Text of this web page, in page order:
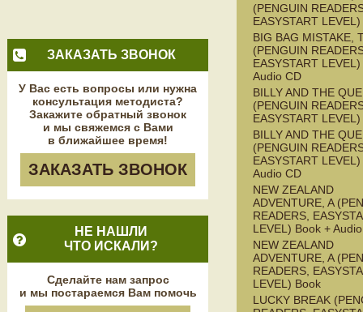
ЗАКАЗАТЬ ЗВОНОК
У Вас есть вопросы или нужна
консультация методиста?
Закажите обратный звонок
и мы свяжемся с Вами
в ближайшее время!
ЗАКАЗАТЬ ЗВОНОК
НЕ НАШЛИ
ЧТО ИСКАЛИ?
Сделайте нам запрос
и мы постараемся Вам помочь
(PENGUIN
EASYSTART
BIG BAG MISTAKE,
(PENGUIN
EASYSTART
Audio CD
BILLY AND THE
(PENGUIN
EASYSTART
BILLY AND THE
(PENGUIN
EASYSTART
Audio CD
NEW ZEALAND
ADVENTURE, A
READERS,
LEVEL) Book +
NEW ZEALAND
ADVENTURE, A
READERS,
LEVEL) Book
LUCKY BREAK